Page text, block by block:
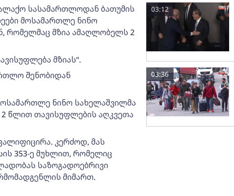
სასამართლოდან ბათუმის
მოსამართლე ნინო
რომელმაც მზია ამაღლობელს 2
მზიას“.
შენობიდან
ნინო სახელაშვილმა
წლით თავისუფლების აღკვეთა
კერძოდ, მას
353-ე მუხლით, რომელიც
საზოგადოებრივი
მიმართ.
03:12
03:36